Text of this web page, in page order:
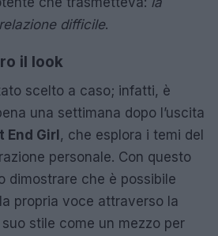
difficile.
il look
scelto a caso; infatti, è
una settimana dopo l’uscita
End Girl, che esplora i temi del
personale. Con questo
dimostrare che è possibile
propria voce attraverso la
stile come un mezzo per